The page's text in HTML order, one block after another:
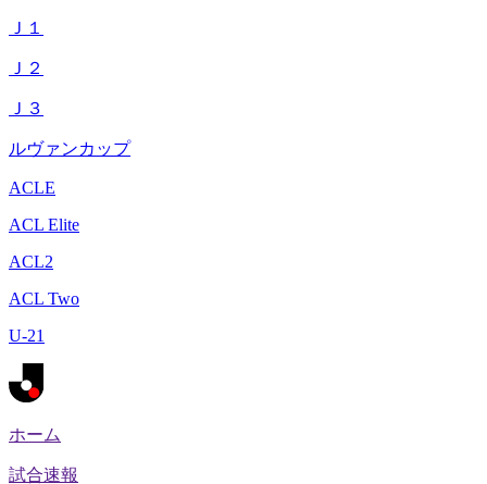
Ｊ１
Ｊ２
Ｊ３
ルヴァンカップ
ACLE
ACL Elite
ACL2
ACL Two
U-21
ホーム
試合速報